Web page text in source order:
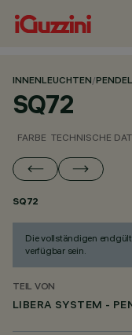
INNENLEUCHTEN/
SQ72
FARBE TECHNISCHE
SQ72
Die vollständigen
verfügbar sein.
TEIL VON
LIBERA SYSTEM -